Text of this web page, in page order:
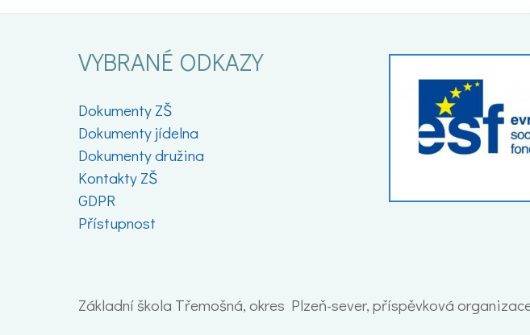
VYBRANÉ ODKAZY
Dokumenty ZŠ
Dokumenty jídelna
Dokumenty družina
Kontakty ZŠ
GDPR
Přístupnost
Základní škola Třemošná, okres Plzeň-sever, příspěvková